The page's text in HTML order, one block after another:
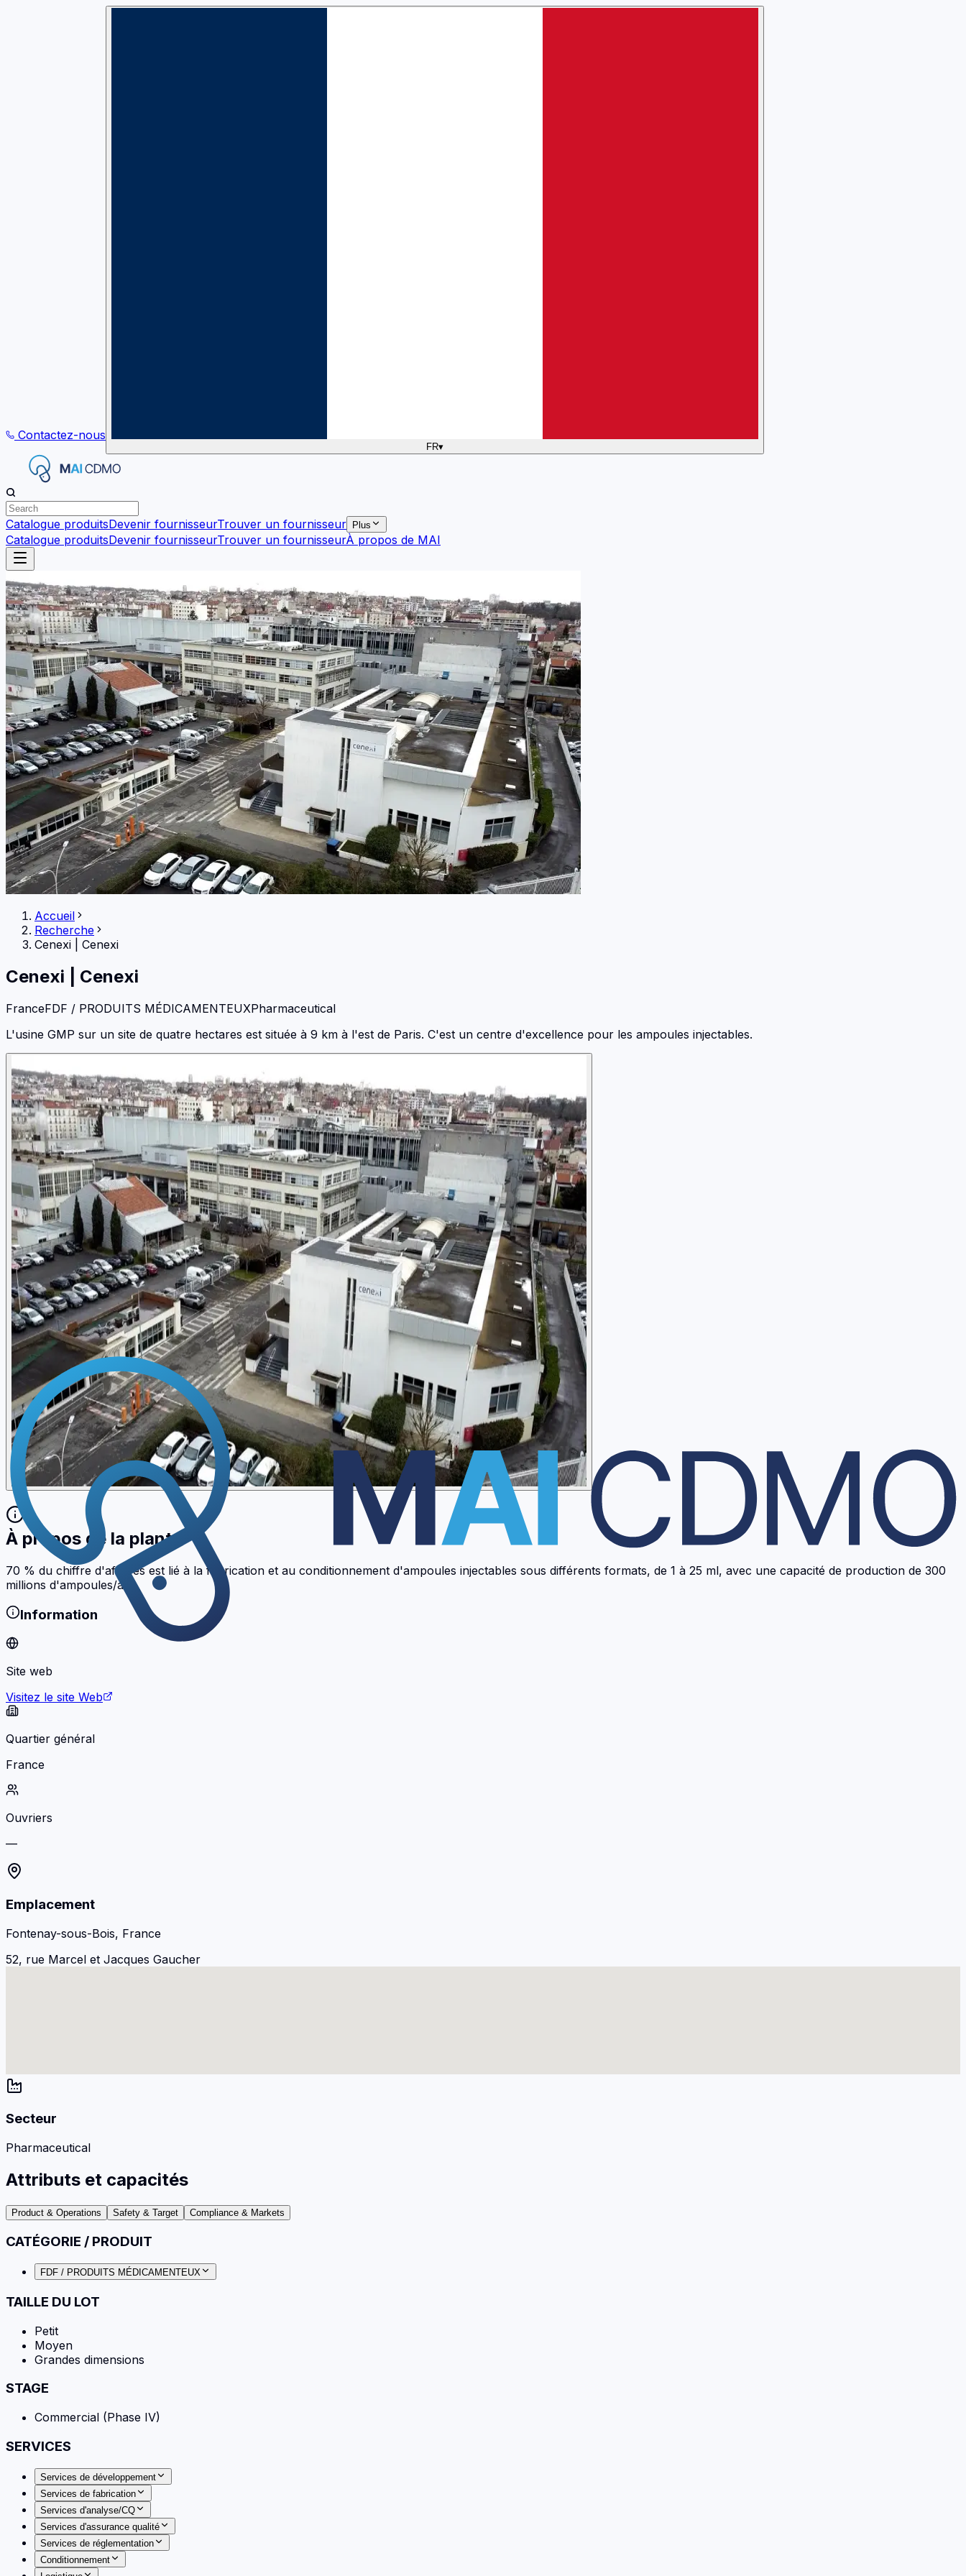
Contactez-nous
FR▾
Catalogue produitsDevenir fournisseurTrouver un fournisseur Plus
Catalogue produitsDevenir fournisseurTrouver un fournisseurÀ propos de MAI
Accueil
Recherche
Cenexi
Cenexi
Cenexi Cenexi
FranceFDF / PRODUITS MÉDICAMENTEUXPharmaceutical
L'usine GMP sur un site de quatre hectares est située à 9 km à l'est de Paris. C'est un centre d'excellence pour les ampoules injectables.
À propos de la plante
70 % du chiffre d'affaires est lié à la fabrication et au conditionnement d'ampoules injectables sous différents formats, de 1 à 25 ml, avec une capacité de production de 300
millions d'ampoules/an.
Information
Site web
Visitez le site Web
Quartier général
France
Ouvriers
—
Emplacement
Fontenay-sous-Bois, France
52, rue Marcel et Jacques Gaucher
Secteur
Pharmaceutical
Attributs et capacités
Product & Operations Safety & Target Compliance & Markets
CATÉGORIE / PRODUIT
FDF / PRODUITS MÉDICAMENTEUX
TAILLE DU LOT
Petit
Moyen
Grandes dimensions
STAGE
Commercial (Phase IV)
SERVICES
Services de développement
Services de fabrication
Services d'analyse/CQ
Services d'assurance qualité
Services de réglementation
Conditionnement